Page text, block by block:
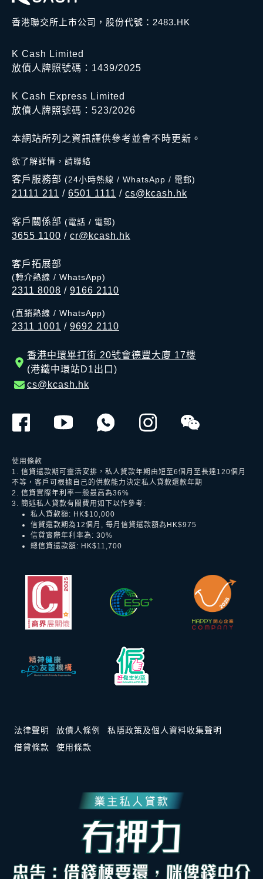
香港聯交所上市公司，股份代號：2483.HK
K Cash Limited
放債人牌照號碼：1439/2025
K Cash Express Limited
放債人牌照號碼：523/2026
本網站所列之資訊謹供參考並會不時更新。
欲了解詳情，請聯絡
客戶服務部 (24小時熱線 / WhatsApp / 電郵)
21111 211 / 6501 1111 / cs@kcash.hk
客戶關係部 (電話 / 電郵)
3655 1100 / cr@kcash.hk
客戶拓展部
(轉介熱線 / WhatsApp)
2311 8008 / 9166 2110
(直銷熱線 / WhatsApp)
2311 1001 / 9692 2110
香港中環畢打街 20號會德豐大廈 17樓
(港鐵中環站D1出口)
cs@kcash.hk
使用條款
1. 信貸還款期可靈活安排，私人貸款年期由短至6個月至長達120個月
不等，客戶可根據自己的供款能力決定私人貸款還款年期
2. 信貸實際年利率一般最高為36%
3. 簡述私人貸款有關費用如下以作參考:
私人貸款額: HK$10,000
信貸還款期為12個月, 每月信貸還款額為HK$975
信貸實際年利率為: 30%
總信貸還款額: HK$11,700
法律聲明 放債人條例
私隱政策及個人資料收集聲明
借貸條款
使用條款